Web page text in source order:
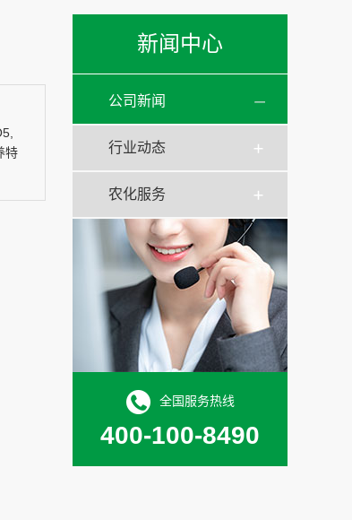
新闻中心
公司新闻
行业动态
农化服务
全国服务热线
400-100-8490
特